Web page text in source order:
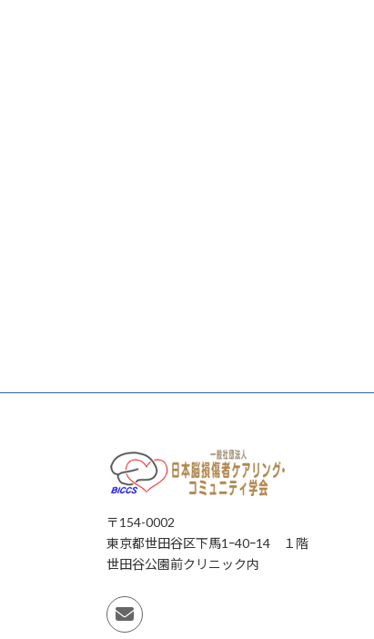
〒154-0002
東京都世田谷区下馬1ｰ40ｰ14 １階
世田谷公園前クリニック内